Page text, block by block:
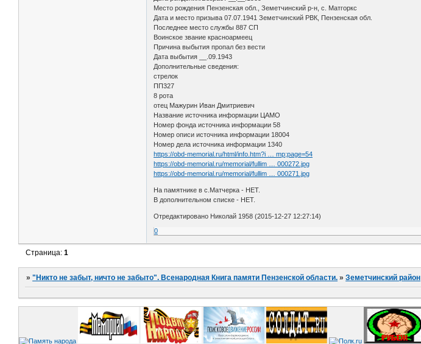
Место рождения Пензенская обл., Земетчинский р-н, с. Матгоркс
Дата и место призыва 07.07.1941 Земетчинский РВК, Пензенская обл.
Последнее место службы 887 СП
Воинское звание красноармеец
Причина выбытия пропал без вести
Дата выбытия __.09.1943
Дополнительные сведения:
стрелок
ПП327
8 рота
отец Мажурин Иван Дмитриевич
Название источника информации ЦАМО
Номер фонда источника информации 58
Номер описи источника информации 18004
Номер дела источника информации 1340
https://obd-memorial.ru/html/info.htm?i … mp;page=54
https://obd-memorial.ru/memorial/fullim … 000272.jpg
https://obd-memorial.ru/memorial/fullim … 000271.jpg
На памятнике в с.Матчерка - НЕТ.
В дополнительном списке - НЕТ.
Отредактировано Николай 1958 (2015-12-27 12:27:14)
0
Страница:1
»"Никто не забыт, ничто не забыто". Всенародная Книга памяти Пензенской области. »Земетчинский район